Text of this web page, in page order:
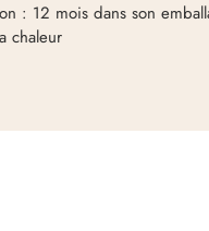
: 12 mois dans son
chaleur